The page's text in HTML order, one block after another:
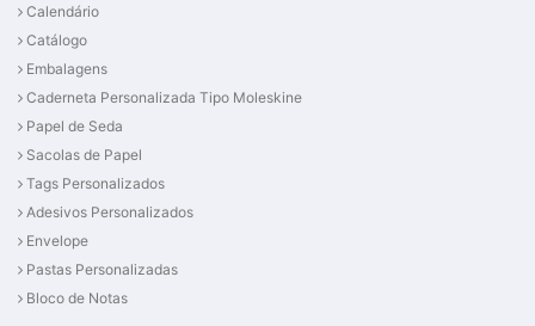
Calendário
Catálogo
Embalagens
Caderneta Personalizada Tipo Moleskine
Papel de Seda
Sacolas de Papel
Tags Personalizados
Adesivos Personalizados
Envelope
Pastas Personalizadas
Bloco de Notas